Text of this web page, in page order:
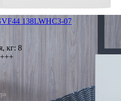
138LWHC3-07
кг: 8